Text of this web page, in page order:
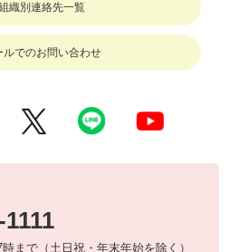
織別連絡先一覧
ルでのお問い合わせ
まで（土日祝・年末年始を除く）